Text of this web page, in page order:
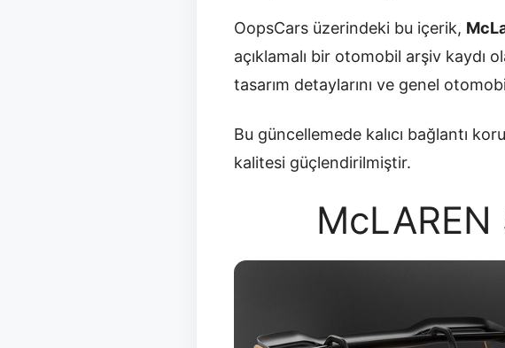
OopsCars üzerindeki bu içerik,
açıklamalı bir otomobil arşiv kaydı
tasarım detaylarını ve genel
Bu güncellemede kalıcı bağlantı
kalitesi güçlendirilmiştir.